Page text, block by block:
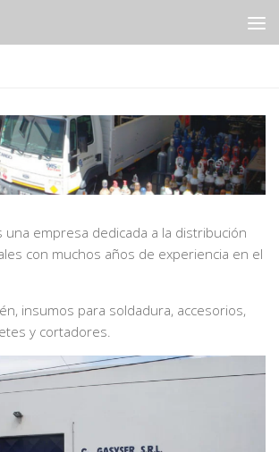
una empresa dedicada a la distribución
con muchos años de experiencia en el
insumos para soldadura, accesorios,
y cortadores.